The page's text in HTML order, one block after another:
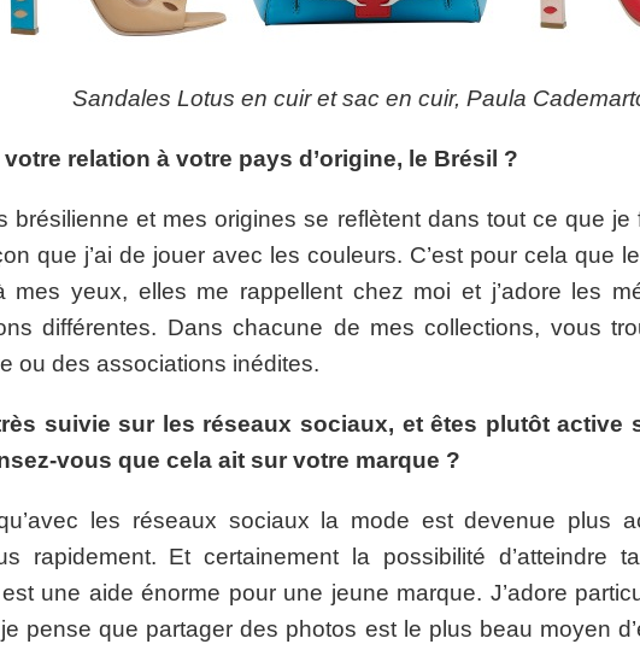
Sandales Lotus en cuir et sac en cuir, Paula
relation à votre pays d’origine, le Brésil ?
brésilienne et mes origines se reflètent dans tout ce que je
que j’ai de jouer avec les couleurs. C’est pour cela que
mes yeux, elles me rappellent chez moi et j’adore les
différentes. Dans chacune de mes collections, vous
ou des associations inédites.
suivie sur les réseaux sociaux, et êtes plutôt active
vous que cela ait sur votre marque ?
les réseaux sociaux la mode est devenue plus
rapidement. Et certainement la possibilité d’atteindre
une aide énorme pour une jeune marque. J’adore
pense que partager des photos est le plus beau moyen